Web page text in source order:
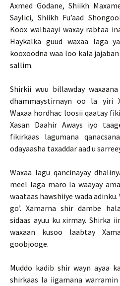
Axmed Godane, Shiikh
Saylici, Shiikh Fu’aad
Koox walbaayi waxay rabtaa
Haykalka guud waxaa laga
kooxoodna waa loo kala
sallim.
Shirkii wuu billawday
dhammaystirnayn oo la yiri
Waxaa hordhac loosii qaatay
Xasan Daahir Aways iyo
fikirkaas lagumana
odayaasha taxaddar aad u
Waxaa lagu qancinayay
meel laga maro la waayay
waataas hawshiiye wada
go’. Xamarna shir dambe
sidaas ayuu ku xirmay. Shirka
waxaan kusoo laabtay
goobjooge.
Muddo kadib shir wayn ayaa
shirkaas la iigamana warramin